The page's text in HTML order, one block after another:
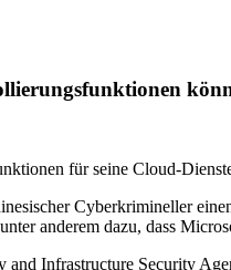
für seine Cloud-
Cyberkrimineller
anderem dazu, dass
and Infrastructure Security